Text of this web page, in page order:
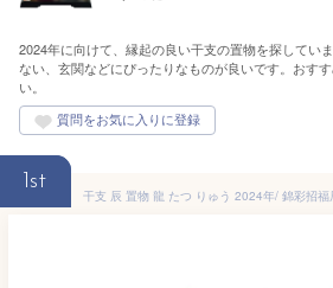
2024年に向けて、縁起の良い干支の置物を探してい
ない、玄関などにぴったりなものが良いです。おす
い。
1st